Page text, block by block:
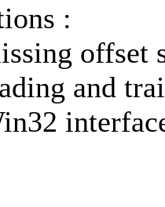
:
offset
and